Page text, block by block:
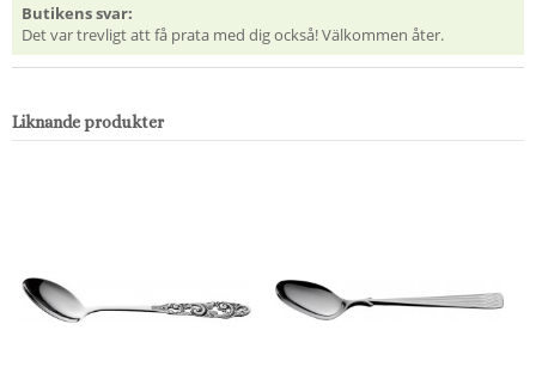
Butikens svar:
Det var trevligt att få prata med dig också! Välkommen åter.
Liknande produkter